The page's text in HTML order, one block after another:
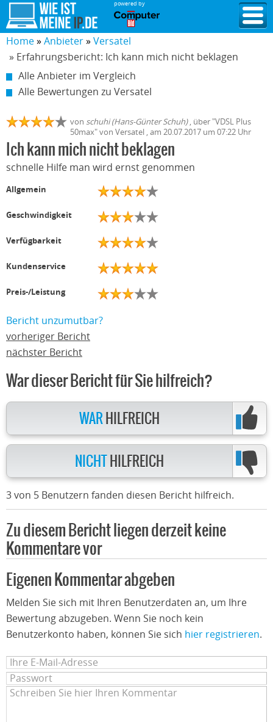
powered by
Home Anbieter
Versatel
» Erfahrungsbericht: Ich kann mich nicht beklagen
Alle Anbieter im Vergleich
Alle Bewertungen zu Versatel
von schuhi (Hans-Günter Schuh), über "VDSL Plus
50max" von Versatel , am 20.07.2017 um 07:22 Uhr
Ich kann mich nicht beklagen
schnelle Hilfe man wird ernst genommen
Allgemein
Geschwindigkeit
Verfügbarkeit
Kundenservice
Preis-/Leistung
Bericht unzumutbar?
vorheriger Bericht
nächster Bericht
War dieser Bericht für Sie hilfreich?
WAR HILFREICH
NICHT HILFREICH
3 von 5 Benutzern fanden diesen Bericht hilfreich.
Zu diesem Bericht liegen derzeit keine
Kommentare vor
Eigenen Kommentar abgeben
Melden Sie sich mit Ihren Benutzerdaten an, um Ihre
Bewertung abzugeben. Wenn Sie noch kein
Benutzerkonto haben, können Sie sich hier registrieren.